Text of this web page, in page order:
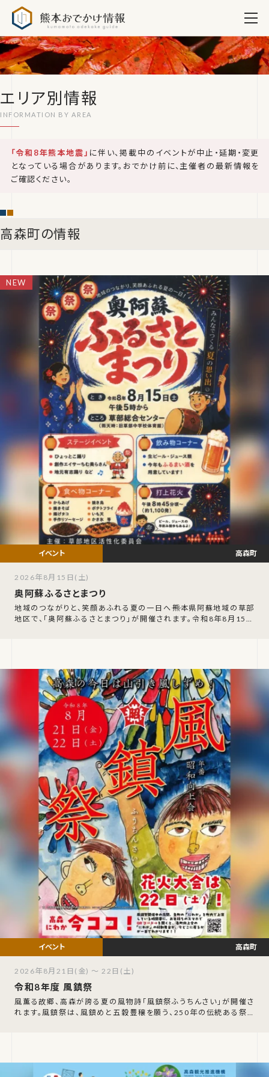
エリア別情報
「令和8年熊本地震」 に伴い、掲載中のイベントが中止・延期・変更
となっている場合があります。おでかけ前に、主催者の最新情報を
ご確認ください。
高森町の情報
奥阿蘇ふるさとまつり
地域のつながりと、笑顔あふれる夏の一日へ――熊本県阿蘇地域の草部
地区で、「奥阿蘇ふるさとまつり」が開催されます。令和8年8月15日
高森町
2026年8月15日(土)
令和8年度 風鎮祭
風薫る故郷、高森が誇る夏の風物詩「風鎮祭ふうちんさい」が開催さ
れます。風鎮祭は、風鎮めと五穀豊穣を願う、250年の伝統ある祭り
高森町
2026年8月21日(金) ～ 22日(土)